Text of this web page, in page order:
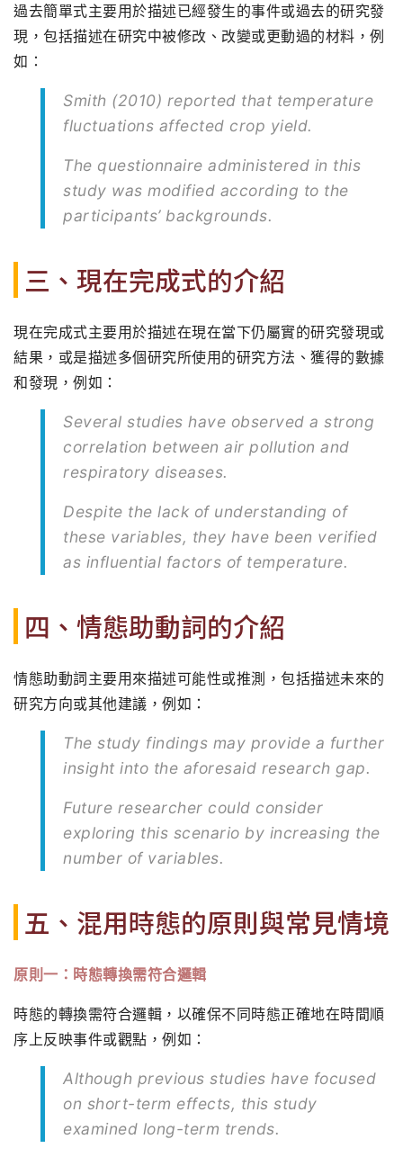
過去簡單式主要用於描述已經發生的事件或過去的研究發
現，包括描述在研究中被修改、改變或更動過的材料，例
如：
Smith (2010) reported that temperature
fluctuations affected crop yield.
The questionnaire administered in this
study was modified according to the
participants’ backgrounds.
三、現在完成式的介紹
現在完成式主要用於描述在現在當下仍屬實的研究發現或
結果，或是描述多個研究所使用的研究方法、獲得的數據
和發現，例如：
Several studies have observed a strong
correlation between air pollution and
respiratory diseases.
Despite the lack of understanding of
these variables, they have been verified
as influential factors of temperature.
四、情態助動詞的介紹
情態助動詞主要用來描述可能性或推測，包括描述未來的
研究方向或其他建議，例如：
The study findings may provide a further
insight into the aforesaid research gap.
Future researcher could consider
exploring this scenario by increasing the
number of variables.
五、混用時態的原則與常見情境
原則一：時態轉換需符合邏輯
時態的轉換需符合邏輯，以確保不同時態正確地在時間順
序上反映事件或觀點，例如：
Although previous studies have focused
on short-term effects, this study
examined long-term trends.